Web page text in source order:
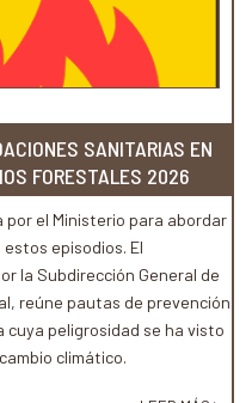
SANITARIAS EN
FORESTALES 2026
el Ministerio para abordar
episodios. El
la Subdirección General de
reúne pautas de prevención
peligrosidad se ha visto
climático.